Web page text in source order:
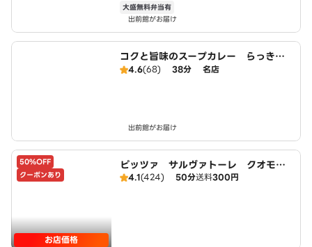
大盛無料弁当有
出前館がお届け
コクと旨味のスープカレー らっきょ
＆Star
4.6(68) 38分 名店
出前館がお届け
50%OFF
クーポンあり
お店価格
ピッツァ サルヴァトーレ クオモ
綱島店
4.1(424) 50分送料300円